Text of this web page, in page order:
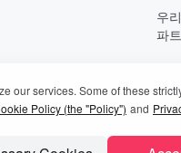
우
파
our services. Some of these
Policy (the "Policy") and